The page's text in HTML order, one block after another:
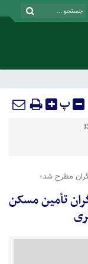
پ
مطرح شد؛
تأمین مسکن